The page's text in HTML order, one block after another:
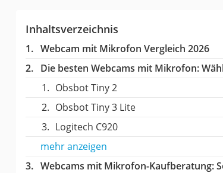
Inhaltsverzeichnis
Webcam mit Mikrofon Vergleich 2026
Die besten Webcams mit Mikrofon:
Obsbot Tiny 2
Obsbot Tiny 3 Lite
Logitech C920
mehr anzeigen
Webcams mit Mikrofon-Kaufberatung: